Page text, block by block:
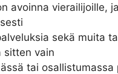
avoinna vierailijoille,
sekä muita
sitten vain
tai osallistumassa